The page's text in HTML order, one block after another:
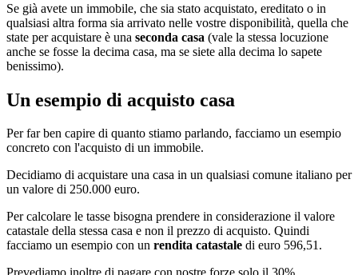
Se già avete un immobile, che sia stato acquistato, ereditato o in
qualsiasi altra forma sia arrivato nelle vostre disponibilità, quella che
state per acquistare è una seconda casa (vale la stessa locuzione
anche se fosse la decima casa, ma se siete alla decima lo sapete
benissimo).
Un esempio di acquisto casa
Per far ben capire di quanto stiamo parlando, facciamo un esempio
concreto con l'acquisto di un immobile.
Decidiamo di acquistare una casa in un qualsiasi comune italiano per
un valore di 250.000 euro.
Per calcolare le tasse bisogna prendere in considerazione il valore
catastale della stessa casa e non il prezzo di acquisto. Quindi
facciamo un esempio con un rendita catastale di euro 596,51.